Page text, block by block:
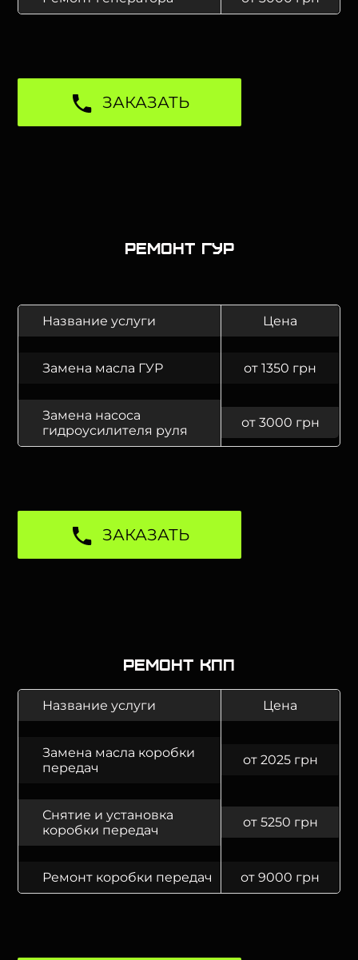
ЗАКАЗАТЬ
Ремонт ГУР
Название услуги Цена
Замена масла ГУР от 1350 грн
Замена насоса
гидроусилителя руля
от 3000 грн
ЗАКАЗАТЬ
Ремонт КПП
Название услуги Цена
Замена масла коробки
передач
от 2025 грн
Снятие и установка
коробки передач
от 5250 грн
Ремонт коробки передач от 9000 грн